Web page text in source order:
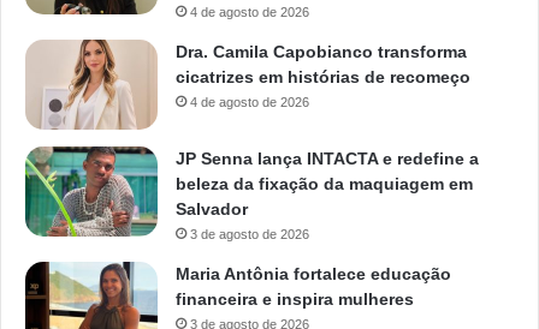
4 de agosto de 2026
Dra. Camila Capobianco transforma
cicatrizes em histórias de recomeço
4 de agosto de 2026
JP Senna lança INTACTA e redefine a
beleza da fixação da maquiagem em
Salvador
3 de agosto de 2026
Maria Antônia fortalece educação
financeira e inspira mulheres
3 de agosto de 2026